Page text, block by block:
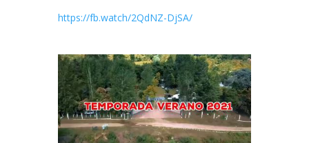
https://fb.watch/2QdNZ-DjSA/